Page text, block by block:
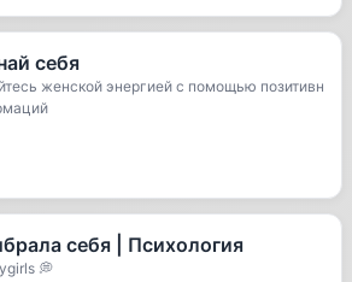
себя
женской энергией с помощью позитивн
себя | Психология
💭